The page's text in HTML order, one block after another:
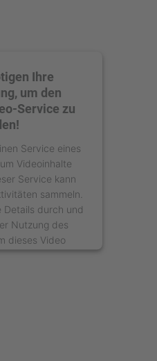
Ihre
um den
Service zu
Service eines
Videoinhalte
Service kann
sammeln.
Details durch und
Nutzung des
dieses Video